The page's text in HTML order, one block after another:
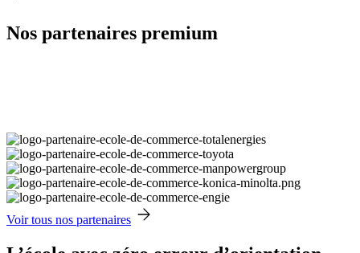
Nos partenaires premium
Voir tous nos partenaires